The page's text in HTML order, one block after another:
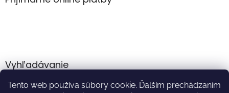
Tento web používa súbory cookie. Ďalším prechádzaním
Vyhľadávanie